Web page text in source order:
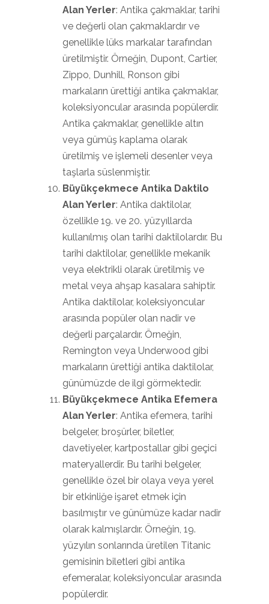
Alan Yerler: Antika çakmaklar, tarihi
ve değerli olan çakmaklardır ve
genellikle lüks markalar tarafından
üretilmiştir. Örneğin, Dupont, Cartier,
Zippo, Dunhill, Ronson gibi
markaların ürettiği antika çakmaklar,
koleksiyoncular arasında popülerdir.
Antika çakmaklar, genellikle altın
veya gümüş kaplama olarak
üretilmiş ve işlemeli desenler veya
taşlarla süslenmiştir.
Büyükçekmece Antika Daktilo
Alan Yerler: Antika daktilolar,
özellikle 19. ve 20. yüzyıllarda
kullanılmış olan tarihi daktilolardır. Bu
tarihi daktilolar, genellikle mekanik
veya elektrikli olarak üretilmiş ve
metal veya ahşap kasalara sahiptir.
Antika daktilolar, koleksiyoncular
arasında popüler olan nadir ve
değerli parçalardır. Örneğin,
Remington veya Underwood gibi
markaların ürettiği antika daktilolar,
günümüzde de ilgi görmektedir.
Büyükçekmece Antika Efemera
Alan Yerler: Antika efemera, tarihi
belgeler, broşürler, biletler,
davetiyeler, kartpostallar gibi geçici
materyallerdir. Bu tarihi belgeler,
genellikle özel bir olaya veya yerel
bir etkinliğe işaret etmek için
basılmıştır ve günümüze kadar nadir
olarak kalmışlardır. Örneğin, 19.
yüzyılın sonlarında üretilen Titanic
gemisinin biletleri gibi antika
efemeralar, koleksiyoncular arasında
popülerdir.